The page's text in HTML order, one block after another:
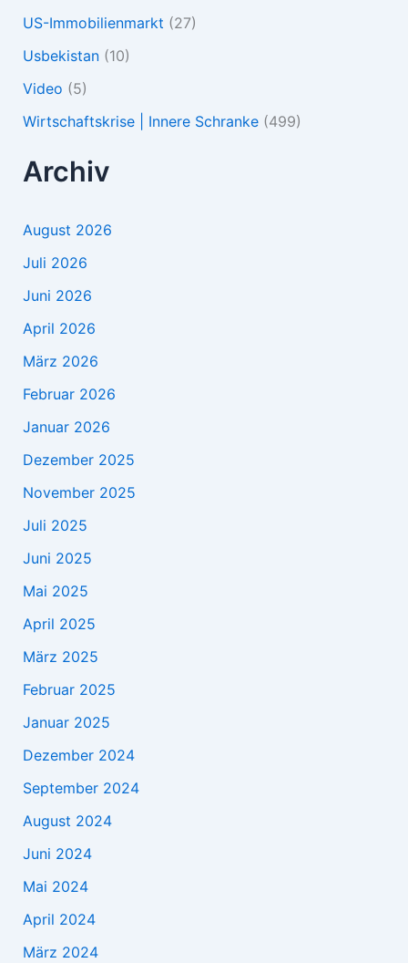
US-Immobilienmarkt (27)
Usbekistan(10)
Video (5)
Wirtschaftskrise | Innere Schranke(499)
Archiv
August 2026
Juli 2026
Juni 2026
April 2026
März 2026
Februar 2026
Januar 2026
Dezember 2025
November 2025
Juli 2025
Juni 2025
Mai 2025
April 2025
März 2025
Februar 2025
Januar 2025
Dezember 2024
September 2024
August 2024
Juni 2024
Mai 2024
April 2024
März 2024